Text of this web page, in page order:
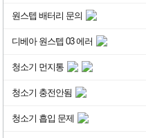
원스텝 배터리 문의
디베아 원스텝 03 에러
청소기 먼지통
청소기 충전안됨
청소기 흡입 문제